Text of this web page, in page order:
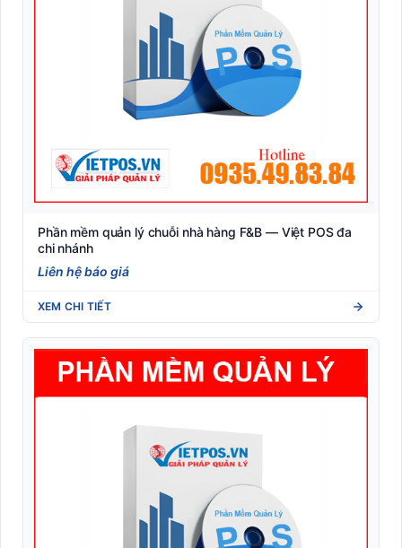
Phần mềm quản lý chuỗi nhà hàng F&B — Việt POS đa
chi nhánh
Liên hệ báo giá
XEM CHI TIẾT